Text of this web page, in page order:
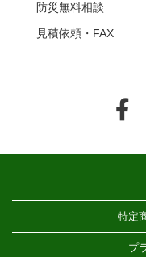
防災無料相談
見積依頼・FAX
特定
プ